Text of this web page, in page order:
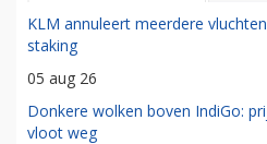
KLM annuleert meerdere
staking
05 aug 26
Donkere wolken boven IndiGo:
vloot weg